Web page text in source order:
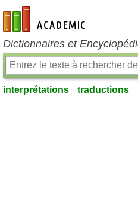
fr-academic.com
Dictionnaires et
interprétations traductions